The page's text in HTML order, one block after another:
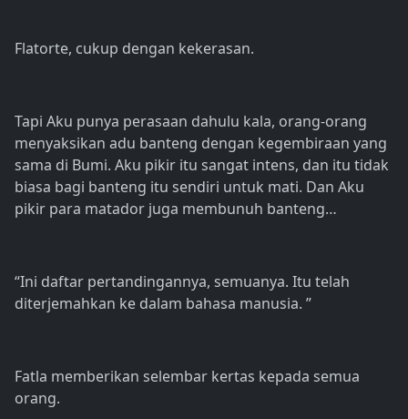
Flatorte, cukup dengan kekerasan.
Tapi Aku punya perasaan dahulu kala, orang-orang
menyaksikan adu banteng dengan kegembiraan yang
sama di Bumi. Aku pikir itu sangat intens, dan itu tidak
biasa bagi banteng itu sendiri untuk mati. Dan Aku
pikir para matador juga membunuh banteng…
“Ini daftar pertandingannya, semuanya. Itu telah
diterjemahkan ke dalam bahasa manusia. ”
Fatla memberikan selembar kertas kepada semua
orang.